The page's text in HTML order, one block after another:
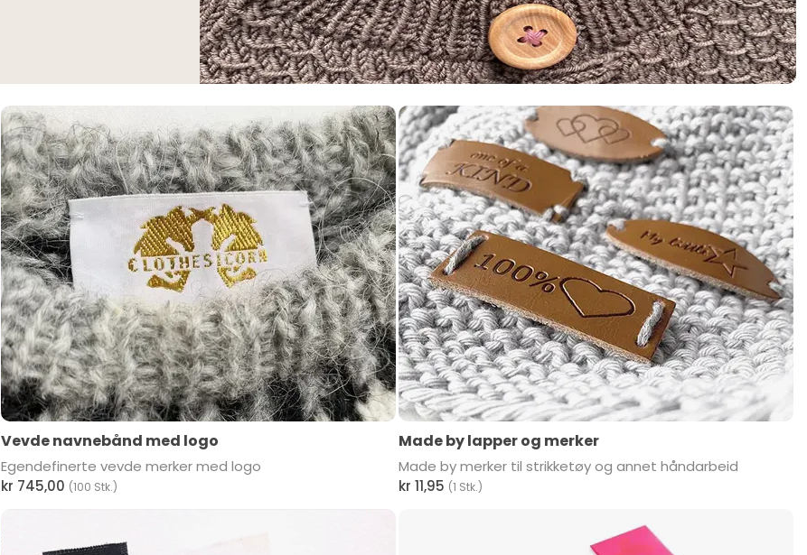
Vevde navnebånd med logo
Egendefinerte vevde merker med logo
kr 745,00 (100 Stk.)
Made by lapper og merker
Made by merker til strikketøy og annet håndarbeid
kr 11,95 (1 Stk.)